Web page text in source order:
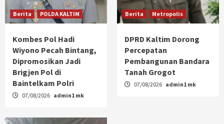
Berita POLDA KALTIM
Kombes Pol Hadi
Wiyono Pecah Bintang,
Dipromosikan Jadi
Brigjen Pol di
Baintelkam Polri
07/08/2026 admin1 mk
Berita Metropolis
DPRD Kaltim Dorong
Percepatan
Pembangunan Bandara
Tanah Grogot
07/08/2026 admin1 mk